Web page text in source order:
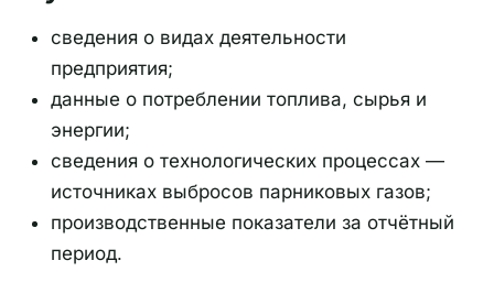
сведения о видах деятельности
предприятия;
данные о потреблении топлива, сырья и
энергии;
сведения о технологических процессах —
источниках выбросов парниковых газов;
производственные показатели за отчётный
период.